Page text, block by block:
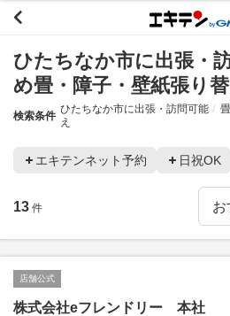
ひたちなか市に出張・
め畳・障子・壁紙張り
検索条件
ひたちなか市に出張・訪問可能
え
エキテンネット予約 日祝OK
13 件
店舗公式
株式会社eフレンドリー 本社